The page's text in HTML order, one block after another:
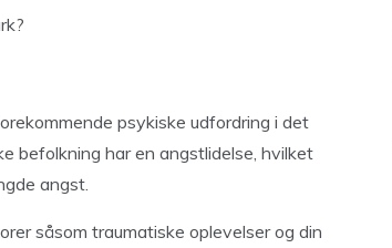
psykiske udfordring i det
befolkning har en angstlidelse, hvilket
angst.
såsom traumatiske oplevelser og din